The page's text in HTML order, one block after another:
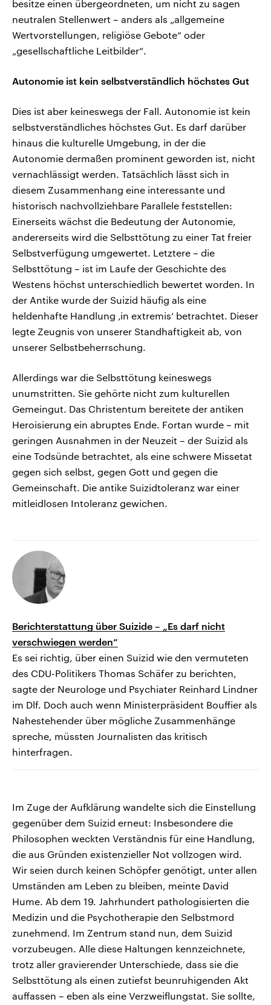
besitze einen übergeordneten, um nicht zu sagen
neutralen Stellenwert – anders als „allgemeine
Wertvorstellungen, religiöse Gebote“ oder
„gesellschaftliche Leitbilder“.
Autonomie ist kein selbstverständlich höchstes Gut
Dies ist aber keineswegs der Fall. Autonomie ist kein
selbstverständliches höchstes Gut. Es darf darüber
hinaus die kulturelle Umgebung, in der die
Autonomie dermaßen prominent geworden ist, nicht
vernachlässigt werden. Tatsächlich lässt sich in
diesem Zusammenhang eine interessante und
historisch nachvollziehbare Parallele feststellen:
Einerseits wächst die Bedeutung der Autonomie,
andererseits wird die Selbsttötung zu einer Tat freier
Selbstverfügung umgewertet. Letztere – die
Selbsttötung – ist im Laufe der Geschichte des
Westens höchst unterschiedlich bewertet worden. In
der Antike wurde der Suizid häufig als eine
heldenhafte Handlung ‚in extremis‘ betrachtet. Dieser
legte Zeugnis von unserer Standhaftigkeit ab, von
unserer Selbstbeherrschung.
Allerdings war die Selbsttötung keineswegs
unumstritten. Sie gehörte nicht zum kulturellen
Gemeingut. Das Christentum bereitete der antiken
Heroisierung ein abruptes Ende. Fortan wurde – mit
geringen Ausnahmen in der Neuzeit – der Suizid als
eine Todsünde betrachtet, als eine schwere Missetat
gegen sich selbst, gegen Gott und gegen die
Gemeinschaft. Die antike Suizidtoleranz war einer
mitleidlosen Intoleranz gewichen.
Berichterstattung über Suizide – „Es darf nicht
verschwiegen werden“
Es sei richtig, über einen Suizid wie den vermuteten
des CDU-Politikers Thomas Schäfer zu berichten,
sagte der Neurologe und Psychiater Reinhard Lindner
im Dlf. Doch auch wenn Ministerpräsident Bouffier als
Nahestehender über mögliche Zusammenhänge
spreche, müssten Journalisten das kritisch
hinterfragen.
Im Zuge der Aufklärung wandelte sich die Einstellung
gegenüber dem Suizid erneut: Insbesondere die
Philosophen weckten Verständnis für eine Handlung,
die aus Gründen existenzieller Not vollzogen wird.
Wir seien durch keinen Schöpfer genötigt, unter allen
Umständen am Leben zu bleiben, meinte David
Hume. Ab dem 19. Jahrhundert pathologisierten die
Medizin und die Psychotherapie den Selbstmord
zunehmend. Im Zentrum stand nun, dem Suizid
vorzubeugen. Alle diese Haltungen kennzeichnete,
trotz aller gravierender Unterschiede, dass sie die
Selbsttötung als einen zutiefst beunruhigenden Akt
auffassen – eben als eine Verzweiflungstat. Sie sollte,